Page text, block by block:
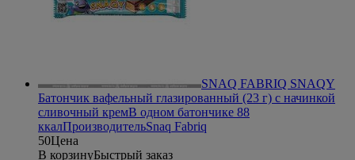
SNAQ FABRIQ SNAQY
Батончик вафельный глазированный (23 г) с начинкой
сливочный кремВ одном батончике 88
ккалПроизводительSnaq Fabriq
50Цена
В корзинуБыстрый заказ